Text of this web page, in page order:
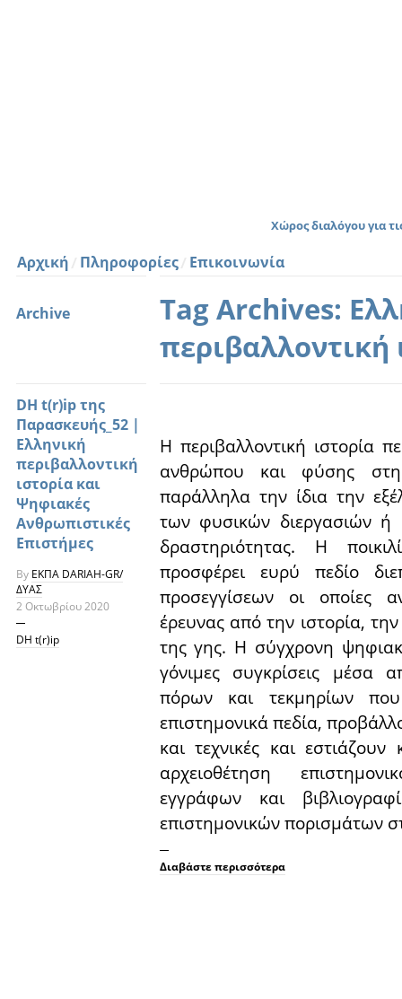
Χώρος διαλόγου για
Αρχική Πληροφορίες Επικοινωνία
Archive
Tag Archives:
περιβαλλοντική
DH t(r)ip της
Παρασκευής_52 |
Ελληνική
περιβαλλοντική
ιστορία και
Ψηφιακές
Ανθρωπιστικές
Επιστήμες
By ΕΚΠΑ DARIAH-GR/
ΔΥΑΣ
2 Οκτωβρίου 2020
DH t(r)ip
Η περιβαλλοντική ιστορία
ανθρώπου και φύσης
παράλληλα την ίδια την
των φυσικών διεργασιών ή
δραστηριότητας. Η
προσφέρει ευρύ πεδίο
προσεγγίσεων οι οποίες
έρευνας από την ιστορία,
της γης. Η σύγχρονη
γόνιμες συγκρίσεις μέσα
πόρων και τεκμηρίων
επιστημονικά πεδία,
και τεχνικές και
αρχειοθέτηση
εγγράφων και
επιστημονικών πορισμάτων
Διαβάστε περισσότερα